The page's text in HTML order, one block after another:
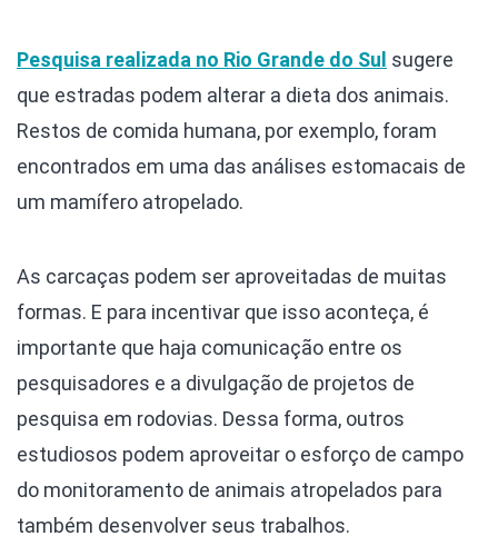
Pesquisa realizada no Rio Grande do Sul sugere
que estradas podem alterar a dieta dos animais.
Restos de comida humana, por exemplo, foram
encontrados em uma das análises estomacais de
um mamífero atropelado.
As carcaças podem ser aproveitadas de muitas
formas. E para incentivar que isso aconteça, é
importante que haja comunicação entre os
pesquisadores e a divulgação de projetos de
pesquisa em rodovias. Dessa forma, outros
estudiosos podem aproveitar o esforço de campo
do monitoramento de animais atropelados para
também desenvolver seus trabalhos.